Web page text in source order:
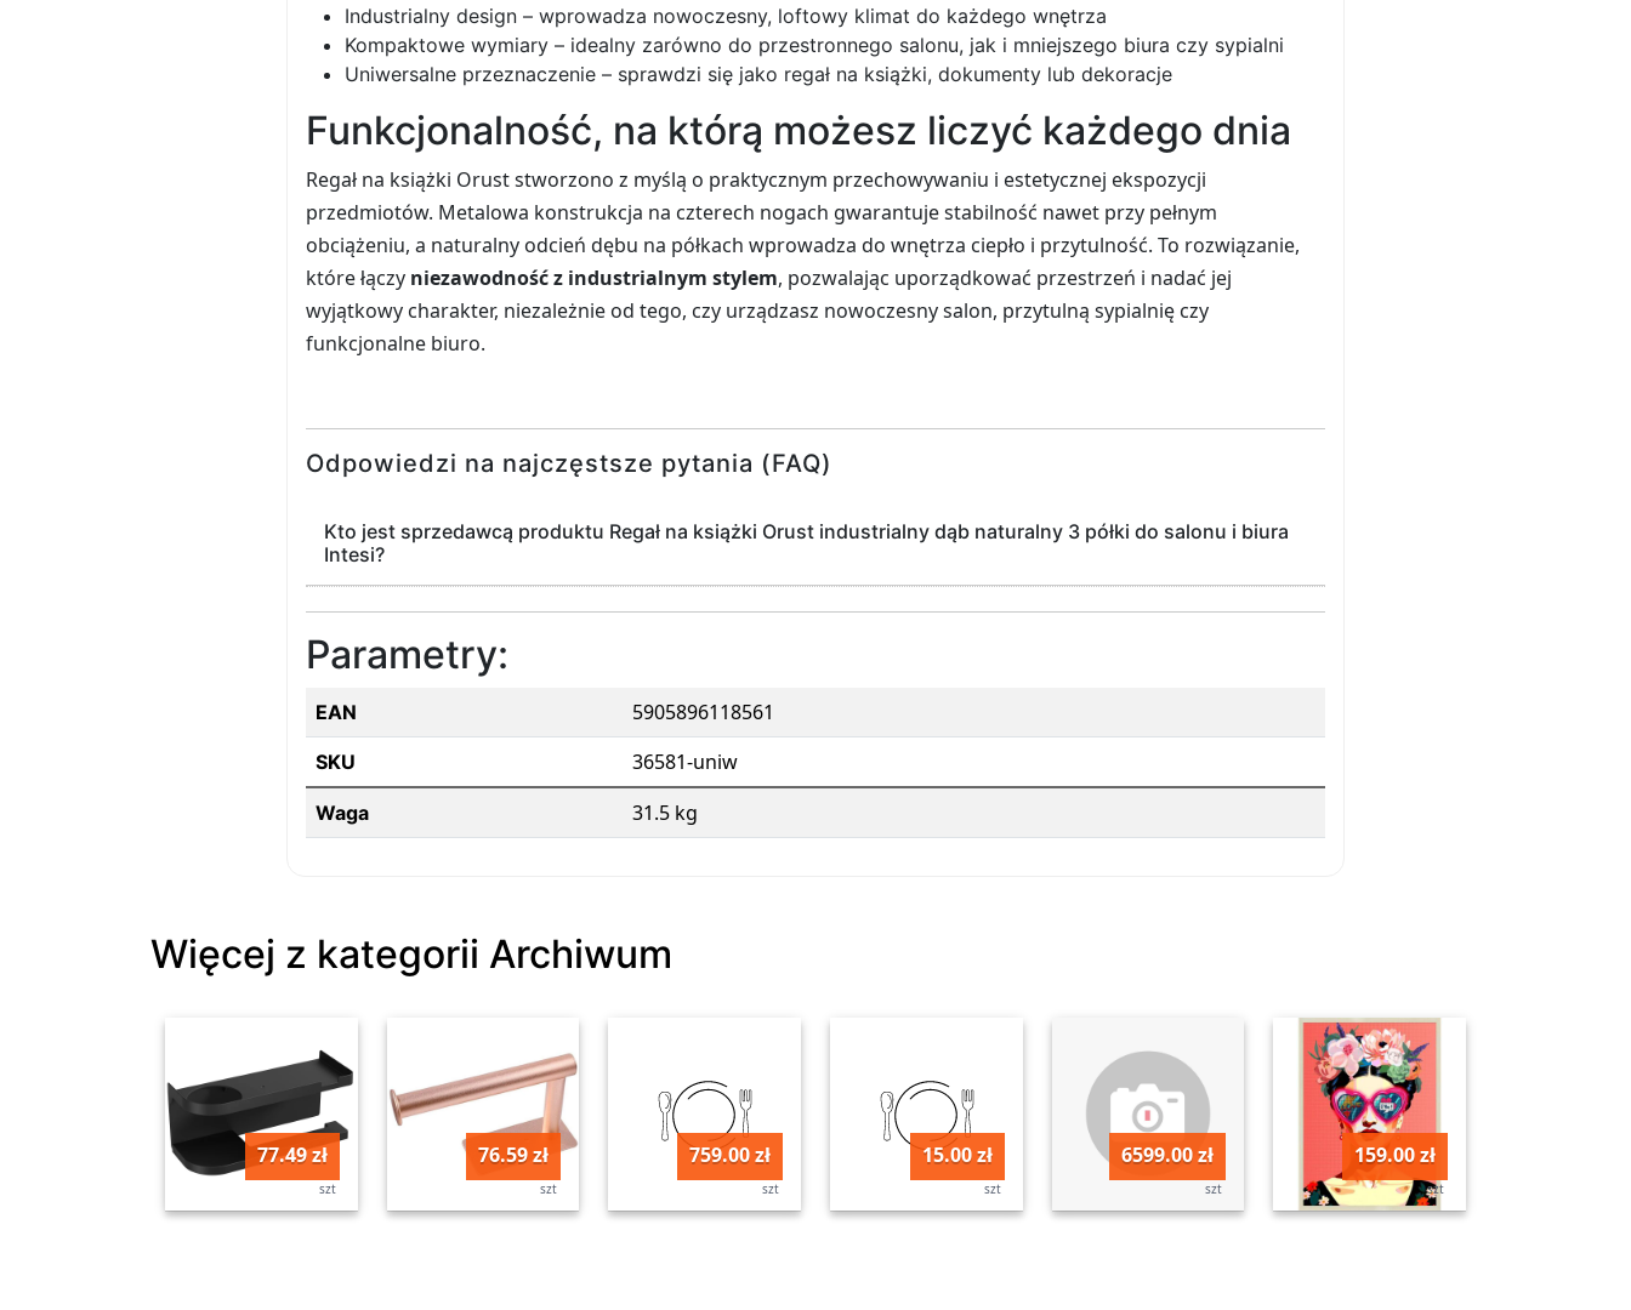
Industrialny design – wprowadza nowoczesny, loftowy klimat do każdego wnętrza
Kompaktowe wymiary – idealny zarówno do przestronnego salonu, jak i mniejszego biura czy sypialni
Uniwersalne przeznaczenie – sprawdzi się jako regał na książki, dokumenty lub dekoracje
Funkcjonalność, na którą możesz liczyć każdego dnia
Regał na książki Orust stworzono z myślą o praktycznym przechowywaniu i estetycznej ekspozycji
przedmiotów. Metalowa konstrukcja na czterech nogach gwarantuje stabilność nawet przy pełnym
obciążeniu, a naturalny odcień dębu na półkach wprowadza do wnętrza ciepło i przytulność. To rozwiązanie,
które łączy niezawodność z industrialnym stylem, pozwalając uporządkować przestrzeń i nadać jej
wyjątkowy charakter, niezależnie od tego, czy urządzasz nowoczesny salon, przytulną sypialnię czy
funkcjonalne biuro.
Odpowiedzi na najczęstsze pytania (FAQ)
Kto jest sprzedawcą produktu Regał na książki Orust industrialny dąb naturalny 3 półki do salonu i biura
Intesi?
Parametry:
EAN 5905896118561
SKU 36581-uniw
Waga 31.5 kg
Więcej z kategorii Archiwum
77.49 zł
szt
76.59 zł
szt
759.00 zł
szt
15.00 zł
szt
6599.00 zł
szt
159.00 zł
szt